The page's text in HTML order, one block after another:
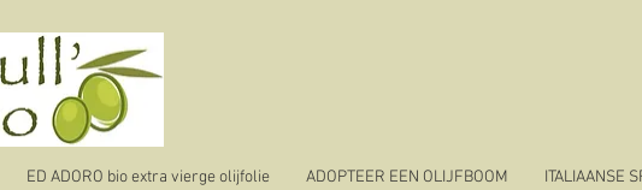
ED ADORO bio extra vierge olijfolie ADOPTEER EEN OLIJFBOOM ITALIAANSE